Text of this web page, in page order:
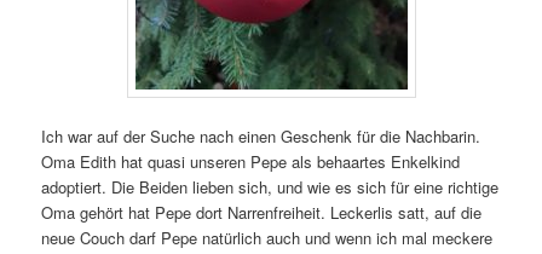
Ich war auf der Suche nach einen Geschenk für die Nachbarin.
Oma Edith hat quasi unseren Pepe als behaartes Enkelkind
adoptiert. Die Beiden lieben sich, und wie es sich für eine richtige
Oma gehört hat Pepe dort Narrenfreiheit. Leckerlis satt, auf die
neue Couch darf Pepe natürlich auch und wenn ich mal meckere